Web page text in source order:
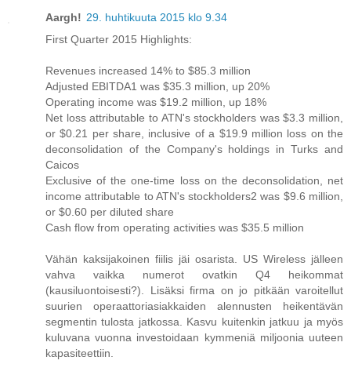
Aargh! 29. huhtikuuta 2015 klo 9.34
First Quarter 2015 Highlights:
Revenues increased 14% to $85.3 million
Adjusted EBITDA1 was $35.3 million, up 20%
Operating income was $19.2 million, up 18%
Net loss attributable to ATN's stockholders was $3.3 million,
or $0.21 per share, inclusive of a $19.9 million loss on the
deconsolidation of the Company's holdings in Turks and
Caicos
Exclusive of the one-time loss on the deconsolidation, net
income attributable to ATN's stockholders2 was $9.6 million,
or $0.60 per diluted share
Cash flow from operating activities was $35.5 million
Vähän kaksijakoinen fiilis jäi osarista. US Wireless jälleen
vahva vaikka numerot ovatkin Q4 heikommat
(kausiluontoisesti?). Lisäksi firma on jo pitkään varoitellut
suurien operaattoriasiakkaiden alennusten heikentävän
segmentin tulosta jatkossa. Kasvu kuitenkin jatkuu ja myös
kuluvana vuonna investoidaan kymmeniä miljoonia uuteen
kapasiteettiin.